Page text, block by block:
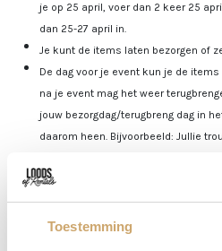
Toestemming
je op 25 april, voer dan 2 keer 25
dan 25-27 april in.
Je kunt de items laten bezorgen of
De dag voor je event kun je de
na je event mag het weer
jouw bezorgdag/terugbreng dag in
daarom heen. Bijvoorbeeld: Jullie
verhuurchauffeurs rijden niet op
niet in de loods aanwezig voor het
spullen.